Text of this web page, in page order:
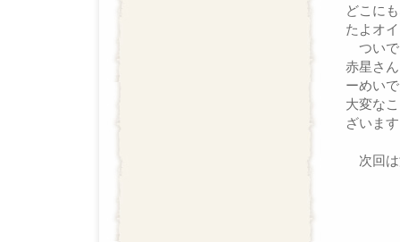
どこに
たよオ
ついで
赤星さ
ーめい
大変な
ざいま
次回は